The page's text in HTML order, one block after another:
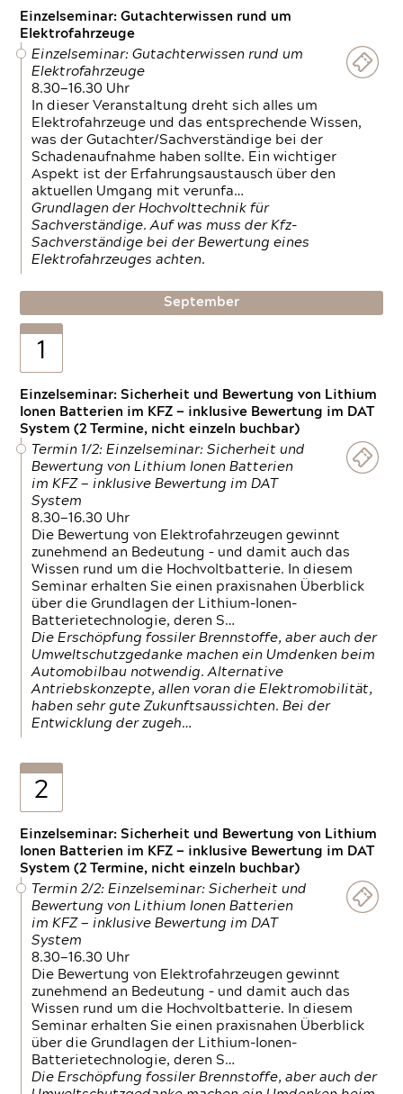
Einzelseminar: Gutachterwissen rund um
Elektrofahrzeuge
Einzelseminar: Gutachterwissen rund um
Elektrofahrzeuge
8.30—16.30 Uhr
In dieser Veranstaltung dreht sich alles um
Elektrofahrzeuge und das entsprechende Wissen,
was der Gutachter/Sachverständige bei der
Schadenaufnahme haben sollte. Ein wichtiger
Aspekt ist der Erfahrungsaustausch über den
aktuellen Umgang mit verunfa…
Grundlagen der Hochvolttechnik für
Sachverständige. Auf was muss der Kfz-
Sachverständige bei der Bewertung eines
Elektrofahrzeuges achten.
September
1
Einzelseminar: Sicherheit und Bewertung von Lithium
Ionen Batterien im KFZ — inklusive Bewertung im DAT
System (2 Termine, nicht einzeln buchbar)
Termin 1/2: Einzelseminar: Sicherheit und
Bewertung von Lithium Ionen Batterien
im KFZ — inklusive Bewertung im DAT
System
8.30—16.30 Uhr
Die Bewertung von Elektrofahrzeugen gewinnt
zunehmend an Bedeutung – und damit auch das
Wissen rund um die Hochvoltbatterie. In diesem
Seminar erhalten Sie einen praxisnahen Überblick
über die Grundlagen der Lithium-Ionen-
Batterietechnologie, deren S…
Die Erschöpfung fossiler Brennstoffe, aber auch der
Umweltschutzgedanke machen ein Umdenken beim
Automobilbau notwendig. Alternative
Antriebskonzepte, allen voran die Elektromobilität,
haben sehr gute Zukunftsaussichten. Bei der
Entwicklung der zugeh…
2
Einzelseminar: Sicherheit und Bewertung von Lithium
Ionen Batterien im KFZ — inklusive Bewertung im DAT
System (2 Termine, nicht einzeln buchbar)
Termin 2/2: Einzelseminar: Sicherheit und
Bewertung von Lithium Ionen Batterien
im KFZ — inklusive Bewertung im DAT
System
8.30—16.30 Uhr
Die Bewertung von Elektrofahrzeugen gewinnt
zunehmend an Bedeutung – und damit auch das
Wissen rund um die Hochvoltbatterie. In diesem
Seminar erhalten Sie einen praxisnahen Überblick
über die Grundlagen der Lithium-Ionen-
Batterietechnologie, deren S…
Die Erschöpfung fossiler Brennstoffe, aber auch der